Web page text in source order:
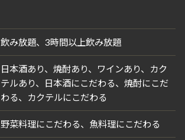
飲み放題、3時間以上飲み放題
日本酒あり、焼酎あり、ワインあり、カク
テルあり、日本酒にこだわる、焼酎にこだ
わる、カクテルにこだわる
野菜料理にこだわる、魚料理にこだわる